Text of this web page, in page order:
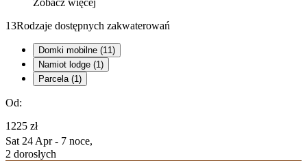
Zobacz więcej
13Rodzaje dostępnych zakwaterowań
Domki mobilne (11)
Namiot lodge (1)
Parcela (1)
Od:
1225 zł
Sat 24 Apr - 7 noce,
2 dorosłych